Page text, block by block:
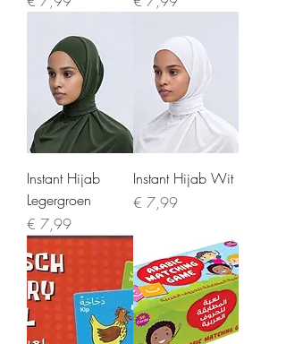
Instant Hijab
Legergroen
Prijs
€ 7,99
Instant Hijab Wit
Prijs
€ 7,99